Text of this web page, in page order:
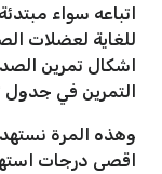
اتباعه سواء
للغاية لعضلات
اشكال تمرين
التمرين في
وهذه المرة
اقصى درجات